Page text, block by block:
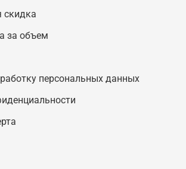
скидка
за объем
персональных данных